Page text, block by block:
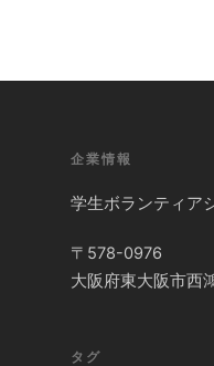
企業情報
学生ボランティア
〒578-0976
大阪府東大阪市西
タグ